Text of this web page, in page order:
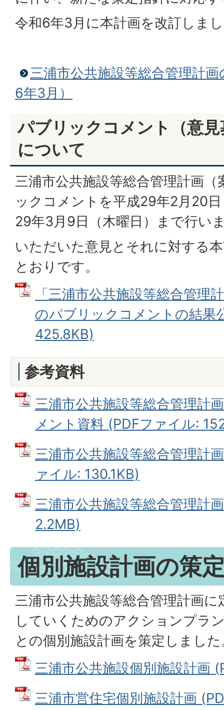
令和6年3月に本計画を改訂しま
三浦市公共施設等総合管理計
6年3月）
パブリックコメント（意
について
三浦市公共施設等総合管理計画
ックコメントを平成29年2月20
29年3月9日（木曜日）まで行い
いただいた意見とそれに対する
とおりです。
「三浦市公共施設等総合管理
のパブリックコメントの結果
425.8KB)
参考資料
三浦市公共施設等総合管理計
メント資料 (PDFファイル:
三浦市公共施設等総合管理計
ァイル: 130.1KB)
三浦市公共施設等総合管理計
2.2MB)
個別施設計画の策
三浦市公共施設等総合管理計画
していくためのアクションプラ
との個別施設計画を策定しまし
三浦市公共施設個別施設計画
三浦市営住宅個別施設計画